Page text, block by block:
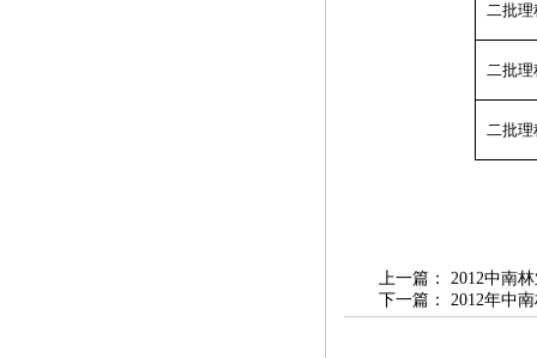
二批理
二批理
二批理
上一篇： 2012中南
下一篇： 2012年中